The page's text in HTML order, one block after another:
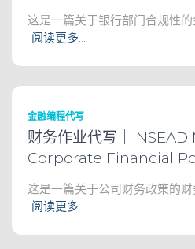
这是一篇关于银行部门合规性
阅读更多…
金融编程代写
财务作业代写｜
Corporate Financial
这是一篇关于公司财务政策的
阅读更多…